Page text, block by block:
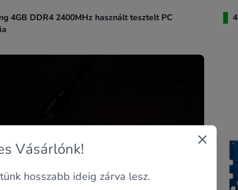
4GB DDR4 2400MHz használt tesztelt PC
Vásárlónk!
hosszabb ideig zárva lesz.